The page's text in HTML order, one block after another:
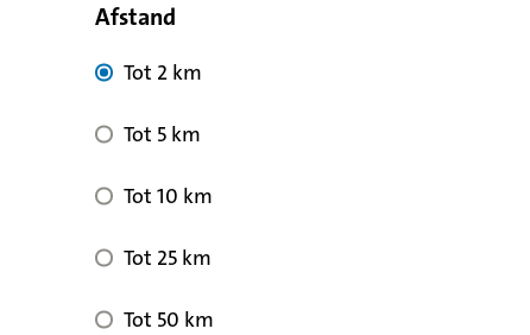
Afstand
Tot 2 km
Tot 5 km
Tot 10 km
Tot 25 km
Tot 50 km